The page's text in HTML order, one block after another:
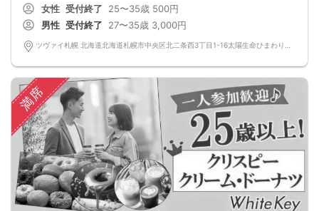
穏やかで幸せ溢れる日々を過ごせそう♪
「幸せな未来をつかむには、ここ」
女性 受付終了 25〜35歳 500円
男性 受付終了 27〜35歳 3,000円
満席